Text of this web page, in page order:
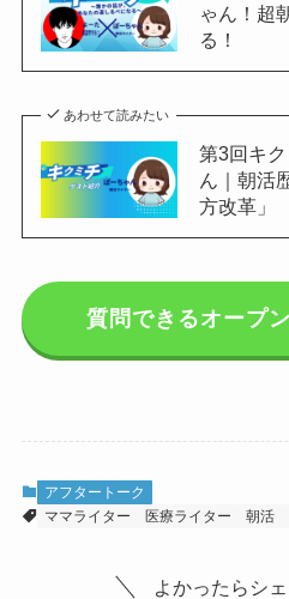
ゃん！超
る！
あわせて読みたい
第3回キ
ん｜朝活
方改革」
質問できるオープ
アフタートーク
ママライター
医療ライター 朝活
よかったらシ